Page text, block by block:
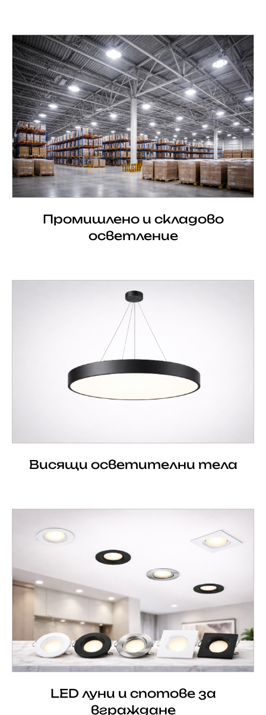
Промишлено и складово
осветление
Висящи осветителни тела
LED луни и спотове за
вграждане